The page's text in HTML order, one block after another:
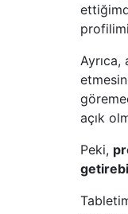
açık
Peki,